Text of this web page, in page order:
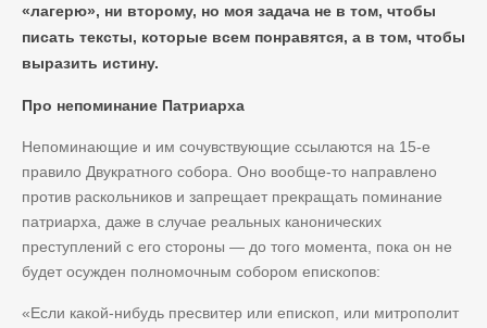
«лагерю», ни второму, но моя задача не в том, чтобы
писать тексты, которые всем понравятся, а в том, чтобы
выразить истину.
Про непоминание Патриарха
Непоминающие и им сочувствующие ссылаются на 15-е
правило Двукратного собора. Оно вообще-то направлено
против раскольников и запрещает прекращать поминание
патриарха, даже в случае реальных канонических
преступлений с его стороны — до того момента, пока он не
будет осужден полномочным собором епископов:
«Если какой-нибудь пресвитер или епископ, или митрополит